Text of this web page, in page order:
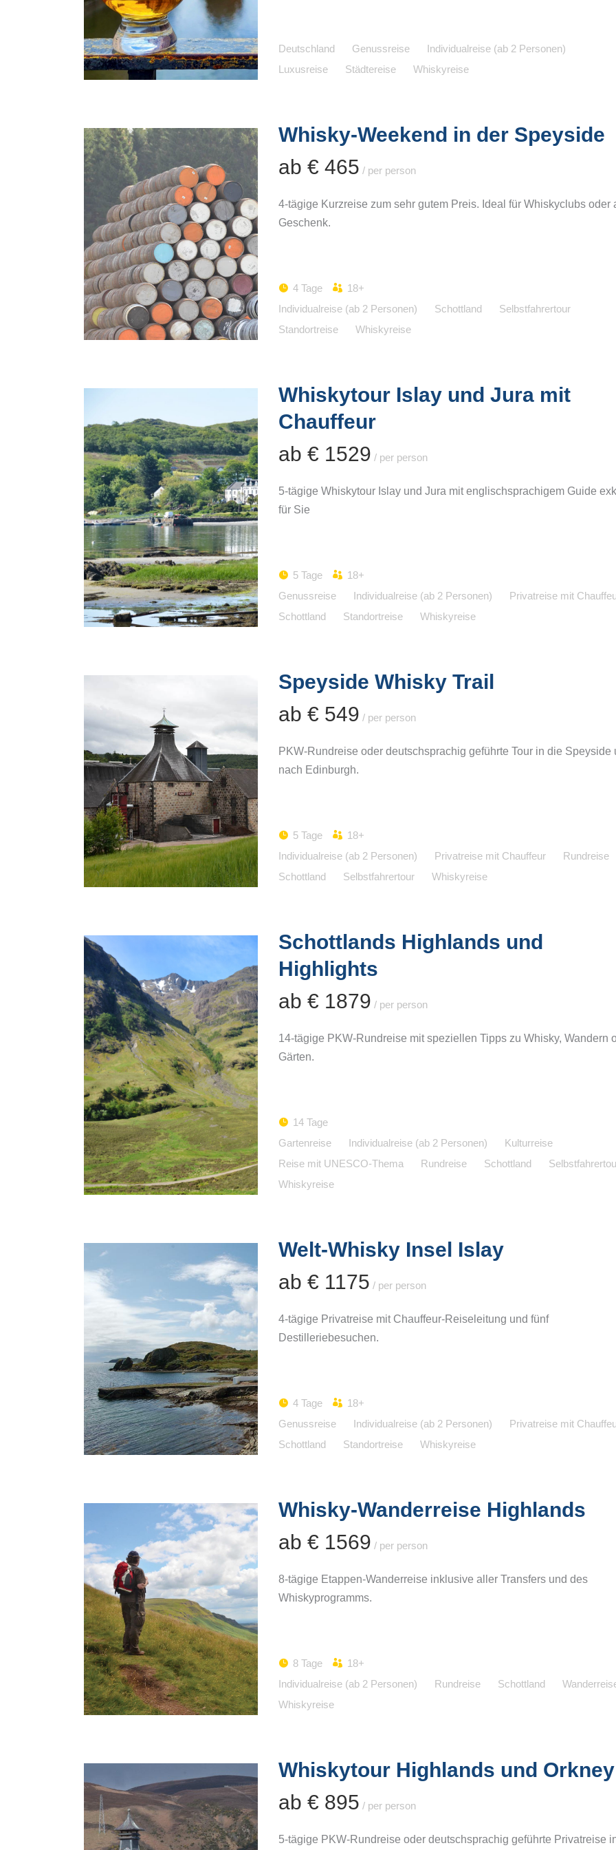
Whiskytour Highlands und
Orkney
Whisky-Wandern in
Schottland
Way
Whisky-Wandern Islands und
Whisky-Wanderreise Speyside
Way
Whisky-Wandern Islands und
Islay
Deutschland Genussreise
Individualreise (ab 2 Personen)
Luxusreise
Städtereise Whiskyreise
Whisky-Weekend in der Speyside
ab € 465 / per person
4-tägige Kurzreise zum sehr gutem Preis. Ideal für Whiskyclubs oder
Geschenk.
4 Tage
18+
Individualreise (ab 2 Personen)
Schottland
Selbstfahrertour
Standortreise
Whiskyreise
Whiskytour Islay und Jura mit
Chauffeur
ab € 1529 / per person
5-tägige Whiskytour Islay und Jura mit englischsprachigem Guide
für Sie
5 Tage
18+
Genussreise
Individualreise (ab 2 Personen)
Privatreise mit
Schottland
Standortreise Whiskyreise
Speyside Whisky Trail
ab € 549 / per person
PKW-Rundreise oder deutschsprachig geführte Tour in die Speyside
nach Edinburgh.
5 Tage
18+
Individualreise (ab 2 Personen)
Privatreise mit Chauffeur
Rundreise
Schottland
Selbstfahrertour Whiskyreise
Schottlands Highlands und
Highlights
ab € 1879 / per person
14-tägige PKW-Rundreise mit speziellen Tipps zu Whisky, Wandern
Gärten.
14 Tage
Gartenreise
Individualreise (ab 2 Personen)
Kulturreise
Reise mit UNESCO-Thema
Rundreise Schottland
Whiskyreise
Welt-Whisky Insel Islay
ab € 1175 / per person
4-tägige Privatreise mit Chauffeur-Reiseleitung und fünf
Destilleriebesuchen.
4 Tage
18+
Genussreise
Individualreise (ab 2 Personen)
Privatreise mit
Schottland
Standortreise Whiskyreise
Whisky-Wanderreise Highlands
ab € 1569 / per person
8-tägige Etappen-Wanderreise inklusive aller Transfers und des
Whiskyprogramms.
8 Tage
18+
Individualreise (ab 2 Personen)
Rundreise Schottland
Whiskyreise
Whiskytour Highlands und Orkney
ab € 895 / per person
5-tägige PKW-Rundreise oder deutschsprachig geführte Privatreise